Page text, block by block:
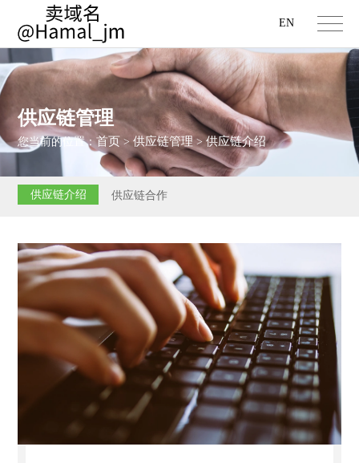
EN
供应链管理
您当前的位置：首页 >供应链管理>供应链介绍
供应链介绍 供应链合作